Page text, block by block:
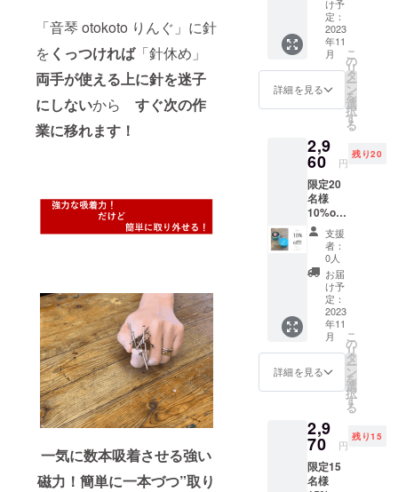
「音琴 otokoto りんぐ」に針
を くっつければ「針休め」
両手が使える上に針を迷子
にしないから すぐ次の作
業に移れます！
一気に数本吸着させる強い
磁力！簡単に一本づつ”取り
ティが買わ
れ某大手量
販店企画室
に２０代若
手婦人服デ
ザイナーと
入社を果た
■某大手セレ
クトショッ
プの面接時
「お店を持
ちたいので
販売員とし
い」と言っ
たところ
としてやる
入社させて
いただける
事に。配属
後、店舗で
飾り用
の「待
ち針１
本」や
「ミニ
釘１
ご選択
下さい
リング
ケース
3253円
（税込
送料
込）
→2810
込送料
込）の
特別価
格 定形
外郵便
でお届
けしま
す。 ※
リング
のカ
ラーと
飾り用
の「待
ち針１
本」や
「ミニ
釘１
ご選択
下さい
け予
定：
2023
年11
月
詳細を見る
こ
の
リ
タ
ー
ン
を
選
択
す
る
2,9
60 円
残り20
限定20
名様
10%off
音琴
otokoto
「ring
」タイ
プB ×1
リング
ケース
3253円
（税込
送料
込）
→2960
込送料
込）の
特別価
格 定形
外郵便
支援
者：
0人
お届
け予
定：
2023
年11
月
詳細を見る
こ
の
リ
タ
ー
ン
を
選
択
す
る
2,9
70 円
残り15
限定15
名様